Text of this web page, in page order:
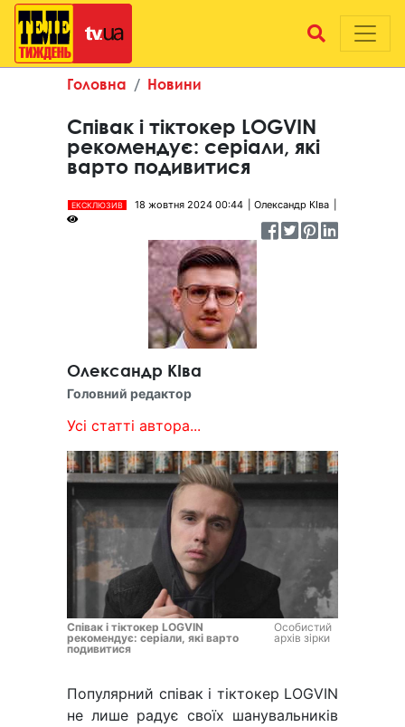
Головна Новини
Співак і тіктокер LOGVIN
рекомендує: серіали, які
варто подивитися
ЕКСКЛЮЗИВ 18 жовтня 2024 00:44 Олександр КІва
Олександр КІва
Головний редактор
Усі статті автора...
Співак і тіктокер LOGVIN
рекомендує: серіали, які варто
подивитися
Особистий
архів зірки
Популярний співак і тіктокер LOGVIN
не лише радує своїх шанувальників